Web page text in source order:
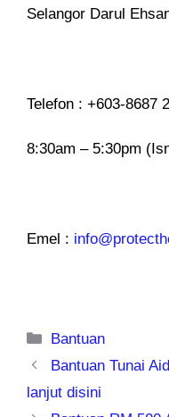
Selangor Darul
Telefon : +603-8687
8:30am – 5:30pm
Emel :
Categories
Bantuan
Bantuan Tunai
lanjut disini